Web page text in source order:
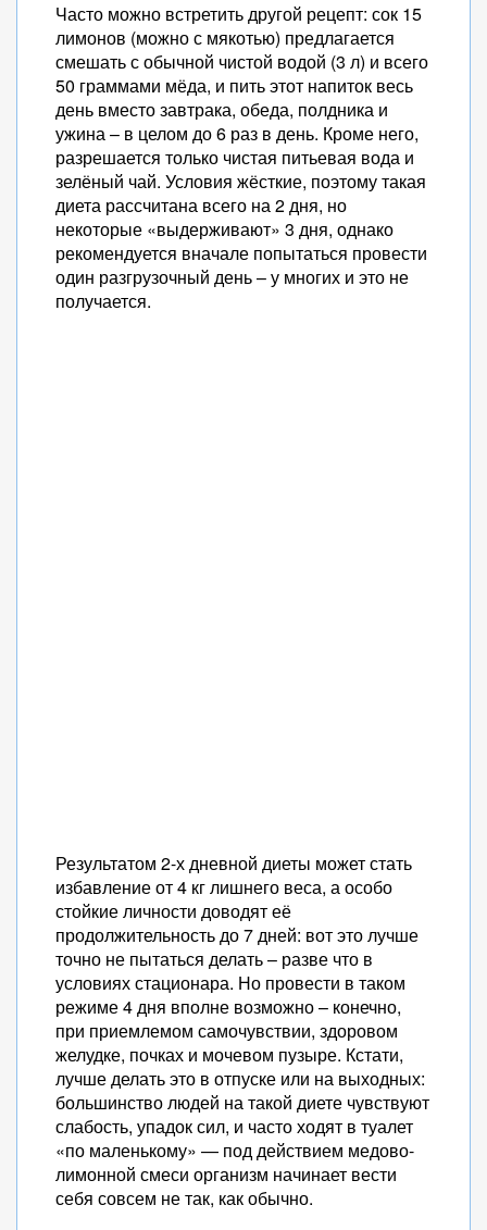
Часто можно встретить другой рецепт: сок 15
лимонов (можно с мякотью) предлагается
смешать с обычной чистой водой (3 л) и всего
50 граммами мёда, и пить этот напиток весь
день вместо завтрака, обеда, полдника и
ужина – в целом до 6 раз в день. Кроме него,
разрешается только чистая питьевая вода и
зелёный чай. Условия жёсткие, поэтому такая
диета рассчитана всего на 2 дня, но
некоторые «выдерживают» 3 дня, однако
рекомендуется вначале попытаться провести
один разгрузочный день – у многих и это не
получается.
Результатом 2-х дневной диеты может стать
избавление от 4 кг лишнего веса, а особо
стойкие личности доводят её
продолжительность до 7 дней: вот это лучше
точно не пытаться делать – разве что в
условиях стационара. Но провести в таком
режиме 4 дня вполне возможно – конечно,
при приемлемом самочувствии, здоровом
желудке, почках и мочевом пузыре. Кстати,
лучше делать это в отпуске или на выходных:
большинство людей на такой диете чувствуют
слабость, упадок сил, и часто ходят в туалет
«по маленькому» — под действием медово-
лимонной смеси организм начинает вести
себя совсем не так, как обычно.